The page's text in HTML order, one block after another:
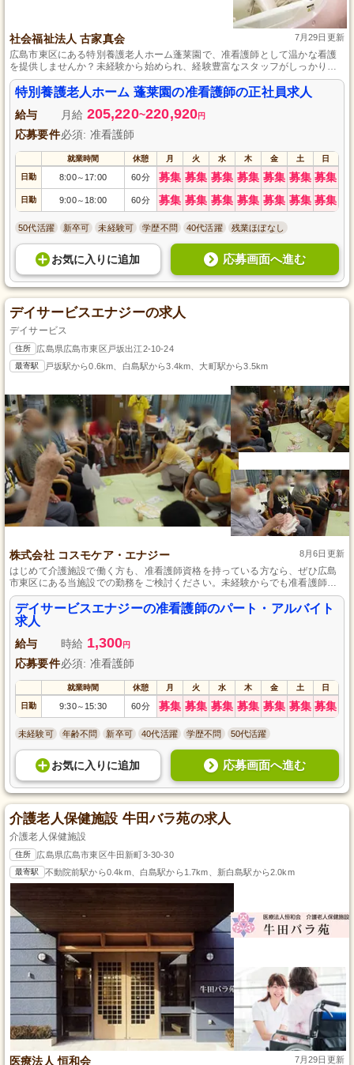
社会福祉法人 古家真会 7月29日更新
広島市東区にある特別養護老人ホーム蓬莱園で、准看護師として温かな看護
を提供しませんか？未経験から始められ、経験豊富なスタッフがしっかりサ
ポートします。心温まる職場環境で、看護師としてのキャリアを積みなが
ら、入居者様の豊かな老後を支えるやりがいを実感できる絶好のチャンスで
す。資格を活かして、広島市東区で穏やかな老後をサポートするために、私
たちと一緒に働きましょう。
特別養護老人ホーム 蓬莱園の准看護師の正社員求人
給与 月給 205,220~220,920円
応募要件必須: 准看護師
就業時間 休憩 月 火 水 木 金 土 日
日勤 8:00～ 17:00 60分 募集 募集 募集 募集 募集 募集 募集
日勤 9:00～ 18:00 60分 募集 募集 募集 募集 募集 募集 募集
50代活躍 新卒可 未経験可 学歴不問 40代活躍 残業ほぼなし
お気に入り に追加 応募画面へ進む
デイサービスエナジーの求人
デイサービス
住所 広島県広島市東区戸坂出江2-10-24
最寄駅 戸坂駅から0.6km、白島駅から3.4km、大町駅から3.5km
株式会社 コスモケア・エナジー 8月6日更新
はじめて介護施設で働く方も、准看護師資格を持っている方なら、ぜひ広島
市東区にある当施設での勤務をご検討ください。未経験からでも准看護師と
して安心してスタートできるサポート体制が整っております。ご利用者さま
一人ひとりのペースに合わせたケアを大切にし、お花や音楽、ヨガといった
療法で心と体の両面から支援しています。家族との大切な時間も守れる勤務
体制で、あなたの資格と情熱を活かしませんか。
デイサービスエナジーの准看護師のパート・アルバイト
求人
給与 時給 1,300円
応募要件必須: 准看護師
就業時間 休憩 月 火 水 木 金 土 日
日勤 9:30～ 15:30 60分 募集 募集 募集 募集 募集 募集 募集
未経験可 年齢不問 新卒可 40代活躍 学歴不問 50代活躍
お気に入り に追加 応募画面へ進む
介護老人保健施設 牛田バラ苑の求人
介護老人保健施設
住所 広島県広島市東区牛田新町3-30-30
最寄駅 不動院前駅から0.4km、白島駅から1.7km、新白島駅から2.0km
医療法人 恒和会 7月29日更新